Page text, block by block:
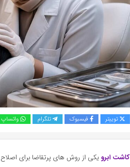
توییتر فیسبوک تلگرام واتساپ
کاشت ابرو یکی از روش‌ های پرتقاضا برای اصلاح